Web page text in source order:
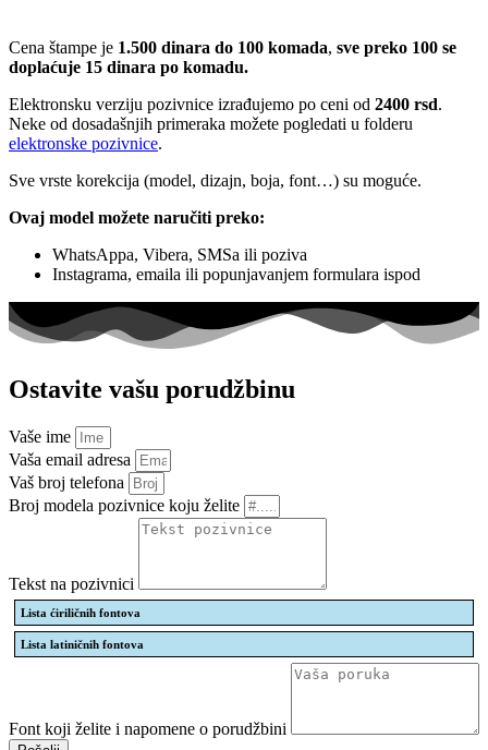
Cena štampe je 1.500 dinara do 100 komada, sve preko 100 se
doplaćuje 15 dinara po komadu.
Elektronsku verziju pozivnice izrađujemo po ceni od 2400 rsd.
Neke od dosadašnjih primeraka možete pogledati u folderu
elektronske pozivnice.
Sve vrste korekcija (model, dizajn, boja, font…) su moguće.
Ovaj model možete naručiti preko:
WhatsAppa, Vibera, SMSa ili poziva
Instagrama, emaila ili popunjavanjem formulara ispod
Ostavite vašu porudžbinu
Vaše ime
Vaša email adresa
Vaš broj telefona
Broj modela pozivnice koju želite
Tekst na pozivnici
Lista ćiriličnih fontova
Lista latiničnih fontova
Font koji želite i napomene o porudžbini